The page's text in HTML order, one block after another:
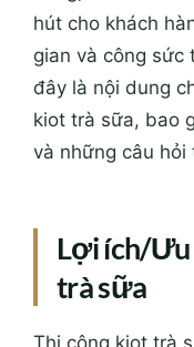
hút cho khách
gian và công sức
đây là nội dung
kiot trà sữa, bao
và những câu hỏi
Lợi ích/
trà sữa
Thi công kiot trà